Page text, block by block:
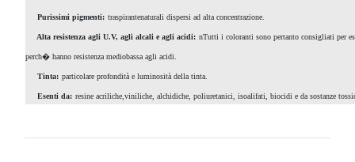
Purissimi pigmenti: traspirantenaturali dispersi ad alta concentrazione.
Alta resistenza agli U.V, agli alcali e agli acidi: nTutti i coloranti sono pertanto consigliati per
perch� hanno resistenza mediobassa agli acidi.
Tinta: particolare profondità e luminosità della tinta.
Esenti da: resine acriliche,viniliche, alchidiche, poliuretanici, isoalifati, biocidi e da sostanze